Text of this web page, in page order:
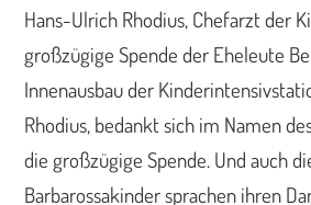
Hans-Ulrich Rhodius, Chefarzt der
großzügige Spende der Eheleute
Innenausbau der
Rhodius, bedankt sich im Namen
die großzügige Spende. Und auch
Barbarossakinder sprachen ihren